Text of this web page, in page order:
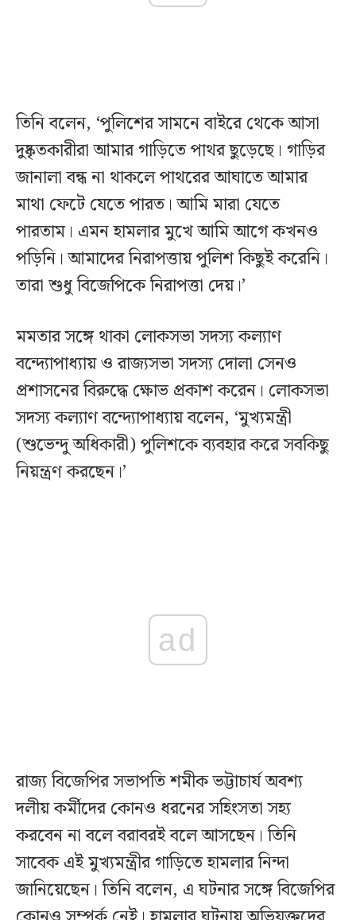
তিনি বলেন, ‘পুলিশের সামনে বাইরে থেকে আসা
দুষ্কৃতকারীরা আমার গাড়িতে পাথর ছুড়েছে। গাড়ির
জানালা বন্ধ না থাকলে পাথরের আঘাতে আমার
মাথা ফেটে যেতে পারত। আমি মারা যেতে
পারতাম। এমন হামলার মুখে আমি আগে কখনও
পড়িনি। আমাদের নিরাপত্তায় পুলিশ কিছুই করেনি।
তারা শুধু বিজেপিকে নিরাপত্তা দেয়।’
মমতার সঙ্গে থাকা লোকসভা সদস্য কল্যাণ
বন্দ্যোপাধ্যায় ও রাজ্যসভা সদস্য দোলা সেনও
প্রশাসনের বিরুদ্ধে ক্ষোভ প্রকাশ করেন। লোকসভা
সদস্য কল্যাণ বন্দ্যোপাধ্যায় বলেন, ‘মুখ্যমন্ত্রী
(শুভেন্দু অধিকারী) পুলিশকে ব্যবহার করে সবকিছু
নিয়ন্ত্রণ করছেন।’
ad
রাজ্য বিজেপির সভাপতি শমীক ভট্টাচার্য অবশ্য
দলীয় কর্মীদের কোনও ধরনের সহিংসতা সহ্য
করবেন না বলে বরাবরই বলে আসছেন। তিনি
সাবেক এই মুখ্যমন্ত্রীর গাড়িতে হামলার নিন্দা
জানিয়েছেন। তিনি বলেন, এ ঘটনার সঙ্গে বিজেপির